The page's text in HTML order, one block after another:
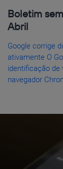
Boletim
Abril
Google corrige
ativamente O
identificação de
navegador